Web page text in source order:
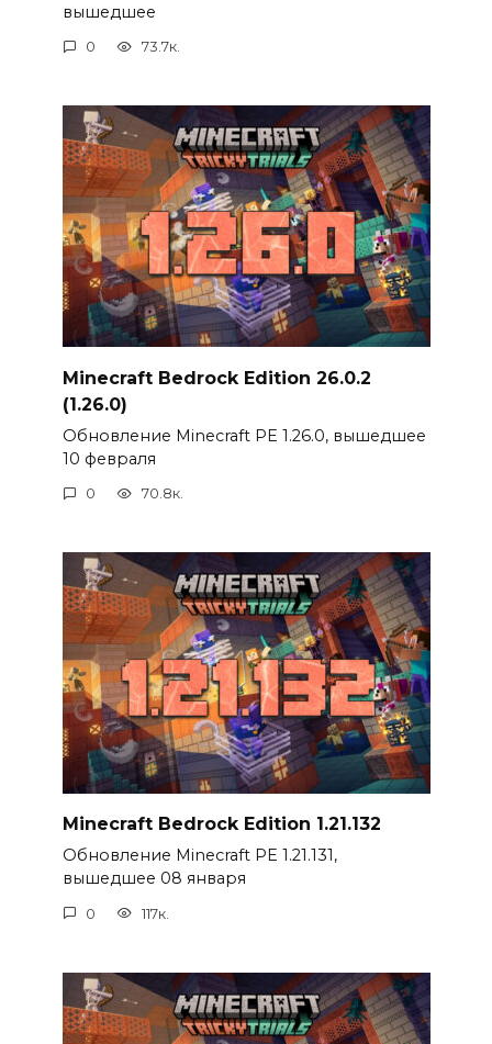
вышедшее
0 73.7к.
Minecraft Bedrock Edition 26.0.2
(1.26.0)
Обновление Minecraft PE 1.26.0, вышедшее
10 февраля
0 70.8к.
Minecraft Bedrock Edition 1.21.132
Обновление Minecraft PE 1.21.131,
вышедшее 08 января
0 117к.